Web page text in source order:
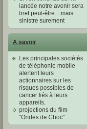
lancée notre avenir sera
bref peut-être... mais
sinistre surement
A savoir
Les principales sociétés
de téléphonie mobile
alertent leurs
actionnaires sur les
risques possibles de
cancer liés à leurs
appareils.
projections du film
"Ondes de Choc"